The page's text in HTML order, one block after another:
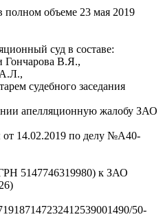
полном объеме 23 мая 2019
суд в составе:
Гончарова В.Я.,
судебного заседания
апелляционную жалобу ЗАО
14.02.2019 по делу №А40-
5147746319980) к ЗАО
50-